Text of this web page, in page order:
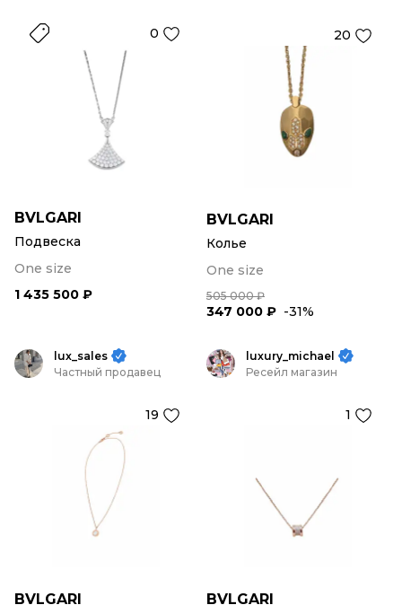
0
BVLGARI
Подвеска
One size
1 435 500 ₽
20
BVLGARI
Колье
One size
505 000 ₽
347 000 ₽ -31%
lux_sales
Частный продавец
19
BVLGARI
luxury_michael
Ресейл магазин
1
BVLGARI